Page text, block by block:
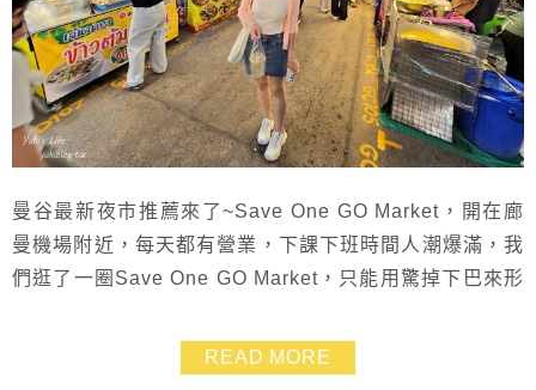
曼谷最新夜市推薦來了~Save One GO Market，開在廊
曼機場附近，每天都有營業，下課下班時間人潮爆滿，我
們逛了一圈Save One GO Market，只能用驚掉下巴來形
西是10泰銖、5泰銖的，美食也好多樣化，真的大開眼界
了~~而且還有座位區，買了餐點能悠哉輕鬆坐著吃，超棒
READ MORE